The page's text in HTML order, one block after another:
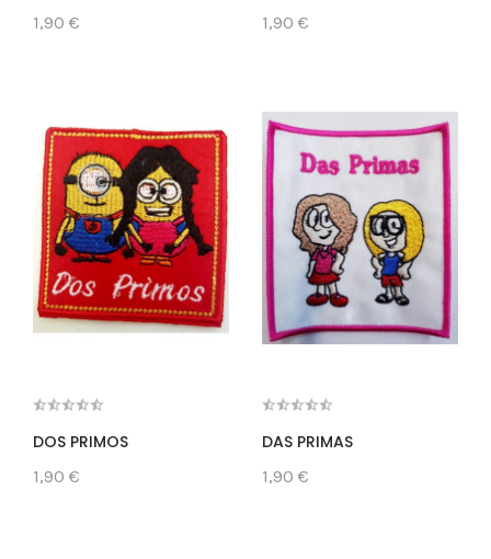
1,90 € 1,90 €
DOS PRIMOS
1,90 €
DAS PRIMAS
1,90 €